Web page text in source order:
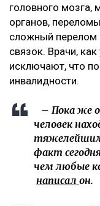
головного мозга,
органов,
сложный перелом
связок. Врачи,
исключают, что
инвалидности.
– Пока же
человек
факт
чем любые
написал он.